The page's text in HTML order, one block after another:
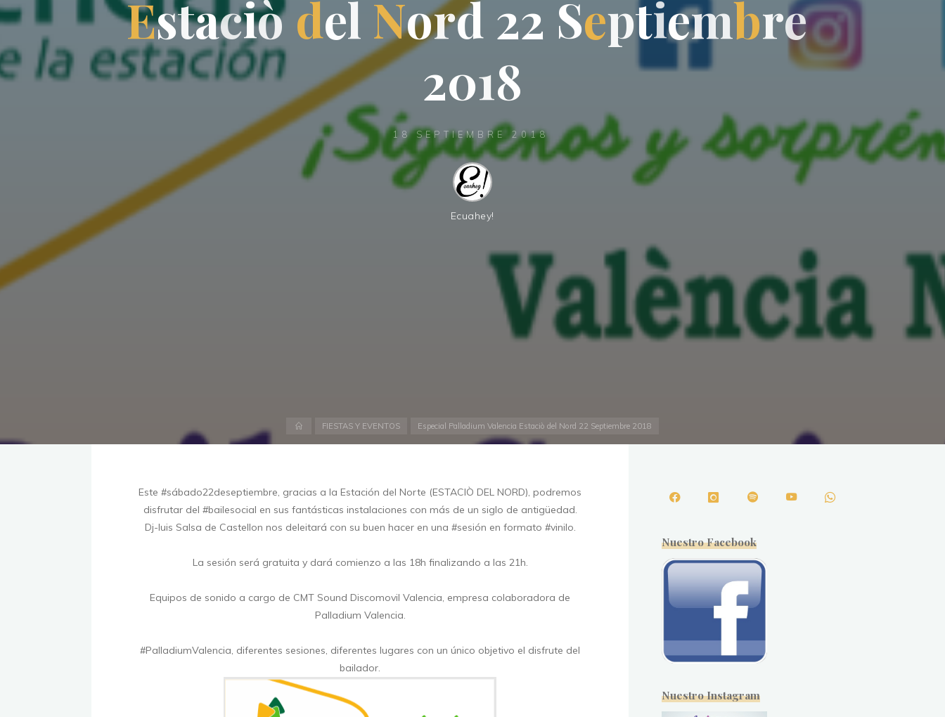
Estaciò del Nord 22 Septiembre
2018
18 SEPTIEMBRE 2018
Ecuahey!
InicioFIESTAS Y EVENTOS Especial Palladium Valencia Estaciò del Nord 22 Septiembre 2018
Este #sábado22deseptiembre, gracias a la Estación del Norte (ESTACIÒ DEL NORD), podremos
disfrutar del #bailesocial en sus fantásticas instalaciones con más de un siglo de antigüedad.
Dj-luis Salsa de Castellon nos deleitará con su buen hacer en una #sesión en formato #vinilo.
La sesión será gratuita y dará comienzo a las 18h finalizando a las 21h.
Equipos de sonido a cargo de CMT Sound Discomovil Valencia, empresa colaboradora de
Palladium Valencia.
#PalladiumValencia, diferentes sesiones, diferentes lugares con un único objetivo el disfrute del
bailador.
Nuestro Facebook
Nuestro Instagram